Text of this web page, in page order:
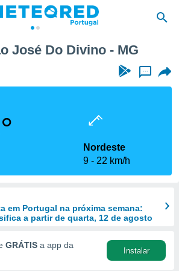
José Do Divino - MG
...
Nordeste
9
22 km/h
em Portugal na próxima semana:
a partir de quarta, 12 de agosto
GRÁTIS a app da
Instalar